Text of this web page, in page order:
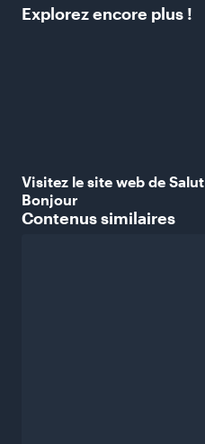
Explorez encore plus !
Visitez le site web de Salut
Bonjour
Contenussimilaires